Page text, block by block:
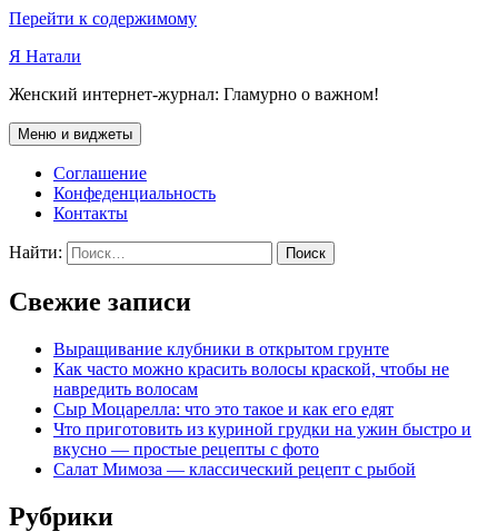
Перейти к содержимому
Я Натали
Женский интернет-журнал: Гламурно о важном!
Меню и виджеты
Соглашение
Конфеденциальность
Контакты
Найти:
Свежие записи
Выращивание клубники в открытом грунте
Как часто можно красить волосы краской, чтобы не
навредить волосам
Сыр Моцарелла: что это такое и как его едят
Что приготовить из куриной грудки на ужин быстро и
вкусно — простые рецепты с фото
Салат Мимоза — классический рецепт с рыбой
Рубрики